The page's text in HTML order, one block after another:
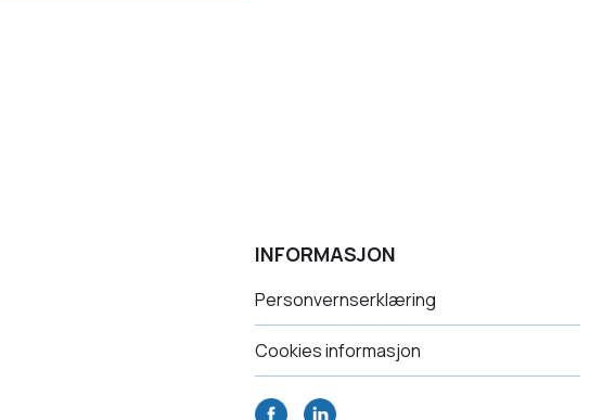
INFORMASJON
Personvernserklæring
Cookies informasjon